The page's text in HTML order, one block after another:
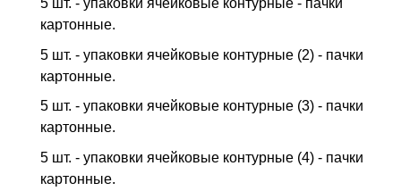
5 шт. - упаковки ячейковые контурные - пачки
картонные.
5 шт. - упаковки ячейковые контурные (2) - пачки
картонные.
5 шт. - упаковки ячейковые контурные (3) - пачки
картонные.
5 шт. - упаковки ячейковые контурные (4) - пачки
картонные.